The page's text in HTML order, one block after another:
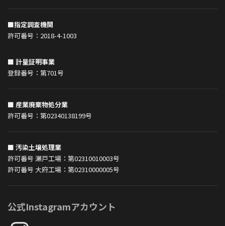
■指定調査機関
許可番号：2018-4-1003
■ 計量証明事業
登録番号：第701号
■ 産業廃棄物処分業
許可番号：第02340138199号
■ 汚染土壌処理業
許可番号 瀬戸工場：第02310010003号
許可番号 大府工場：第02310000005号
公式Instagramアカウント
Instagram